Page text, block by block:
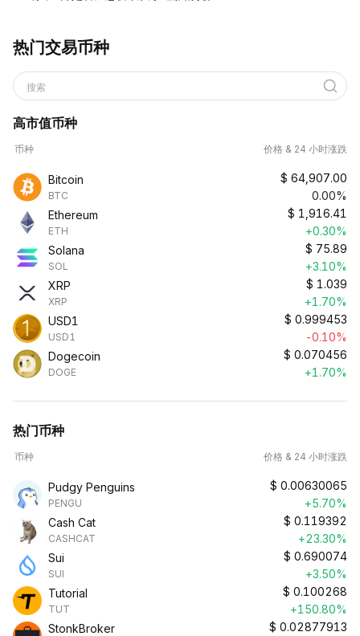
热门交易币种
搜索
高市值币种
币种 价格 & 24 小时涨跌
Bitcoin
BTC
$ 64,907.00
0.00%
Ethereum
ETH
$ 1,916.41
+0.30%
Solana
SOL
$ 75.89
+3.10%
XRP
XRP
$ 1.039
+1.70%
USD1
USD1
$ 0.999453
-0.10%
Dogecoin
DOGE
$ 0.070456
+1.70%
热门币种
币种 价格 & 24 小时涨跌
Pudgy Penguins
PENGU
$ 0.00630065
+5.70%
Cash Cat
CASHCAT
$ 0.119392
+23.30%
Sui
SUI
$ 0.690074
+3.50%
Tutorial
TUT
$ 0.100268
+150.80%
StonkBroker
$ 0.02877913